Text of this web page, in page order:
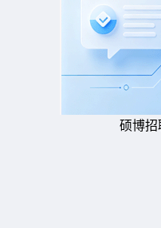
硕博